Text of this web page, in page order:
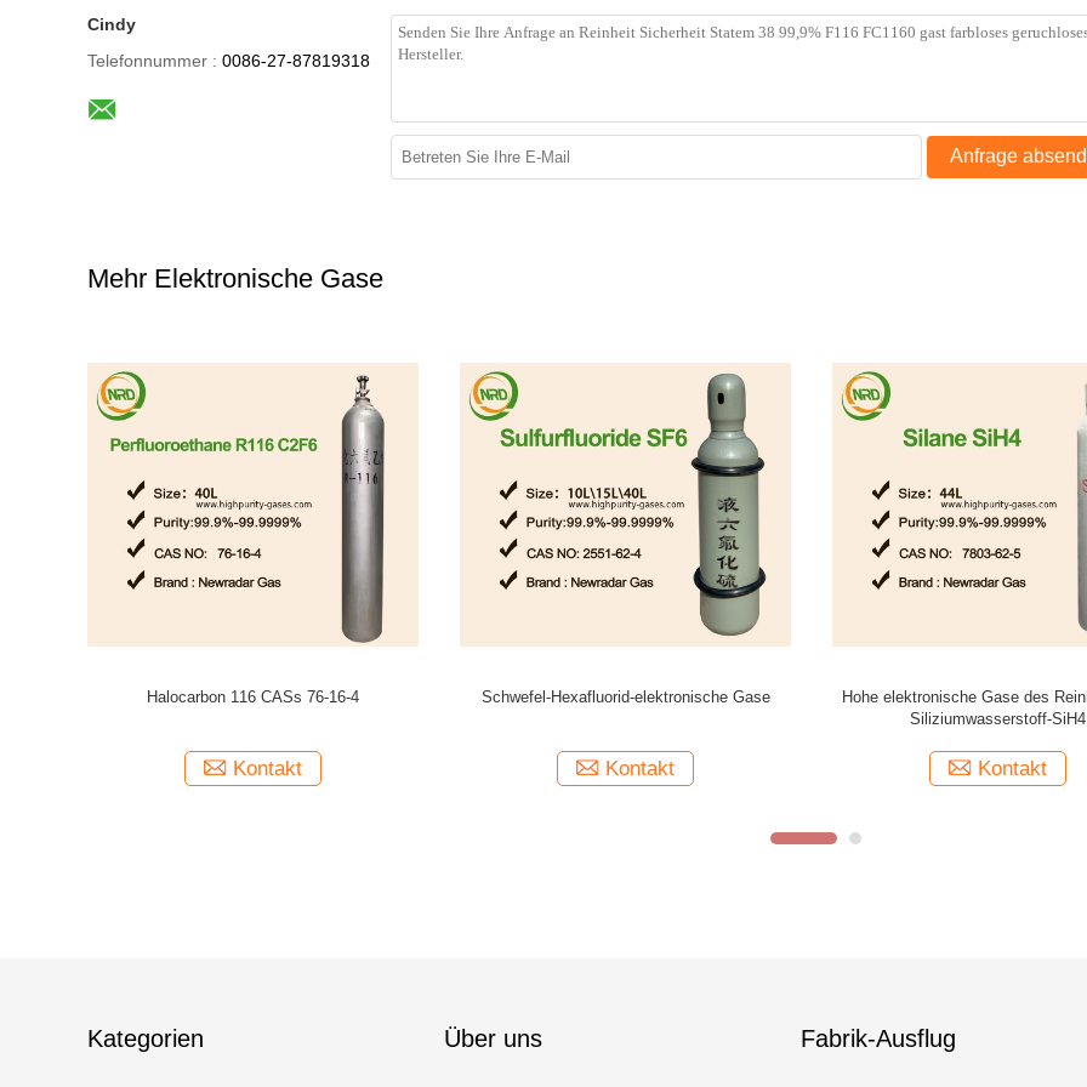
Cindy
Telefonnummer : 0086-27-87819318
Anfrage
Mehr Elektronische Gase
Ar-/F2/He/Neexcimer-Laser-Gas gemischt für
Kontakt
Balancen-Luftelektronengas des Isobutylen-
Kontakt
Stickstofffluorid NF3, Gas
Kontakt
Kategorien Über uns Fabrik-Ausflug